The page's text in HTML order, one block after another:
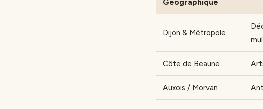
Géographique
Dijon & Métropole
Côte de Beaune
Auxois / Morvan